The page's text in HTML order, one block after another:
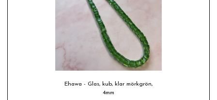
Ehawa - Glas, kub, klar mörkgrön,
4mm